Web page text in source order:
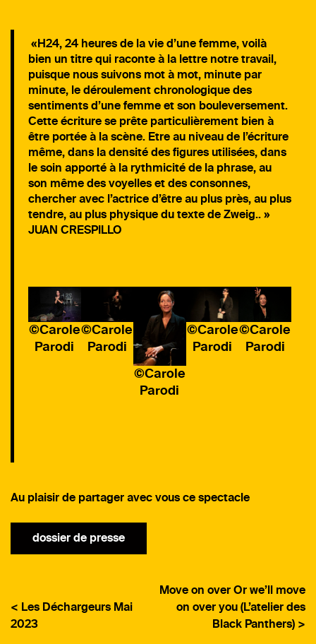
« H24, 24 heures de la vie d’une femme, voilà
bien un titre qui raconte à la lettre notre travail,
puisque nous suivons mot à mot, minute par
minute, le déroulement chronologique des
sentiments d’une femme et son bouleversement.
Cette écriture se prête particulièrement bien à
être portée à la scène. Etre au niveau de l’écriture
même, dans la densité des figures utilisées, dans
le soin apporté à la rythmicité de la phrase, au
son même des voyelles et des consonnes,
chercher avec l’actrice d’être au plus près, au plus
tendre, au plus physique du texte de Zweig.. »
JUAN CRESPILLO
©Carole
Parodi
©Carole
Parodi
©Carole
Parodi
©Carole
Parodi
©Carole
Parodi
Au plaisir de partager avec vous ce spectacle
dossier de presse
< Les Déchargeurs Mai
2023
Move on over Or we’ll move
on over you (L’atelier des
Black Panthers) >